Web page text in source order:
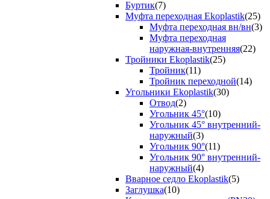
Буртик(7)
Муфта переходная Ekoplastik(25)
Муфта переходная вн/вн(3)
Муфта переходная
наружная-внутренняя(22)
Тройники Ekoplastik(25)
Тройник(11)
Тройник переходной(14)
Угольники Ekoplastik(30)
Отвод(2)
Угольник 45°(10)
Угольник 45° внутренний-
наружный(3)
Угольник 90°(11)
Угольник 90° внутренний-
наружный(4)
Вварное седло Ekoplastik(5)
Заглушка(10)